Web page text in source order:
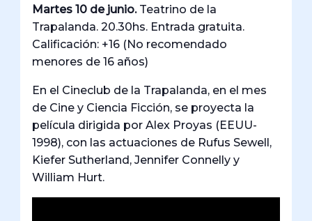
Martes 10 de junio.Teatrino de la
Trapalanda. 20.30hs. Entrada gratuita.
Calificación: +16 (No recomendado
menores de 16 años)
En el Cineclub de la Trapalanda, en el mes
de Cine y Ciencia Ficción, se proyecta la
película dirigida por Alex Proyas (EEUU-
1998), con las actuaciones de Rufus Sewell,
Kiefer Sutherland, Jennifer Connelly y
William Hurt.